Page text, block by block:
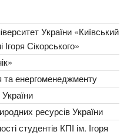
України «Київський
Ігоря Сікорського»
та енергоменеджменту
України
ресурсів України
студентів КПІ ім. Ігоря